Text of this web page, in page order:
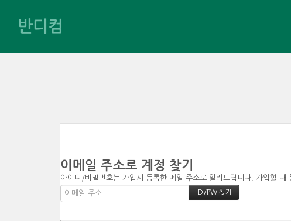
반디컴
이메일 주소로 계정 찾기
아이디/비밀번호는 가입시 등록한 메일 주소로 알려드립니다. 가입할